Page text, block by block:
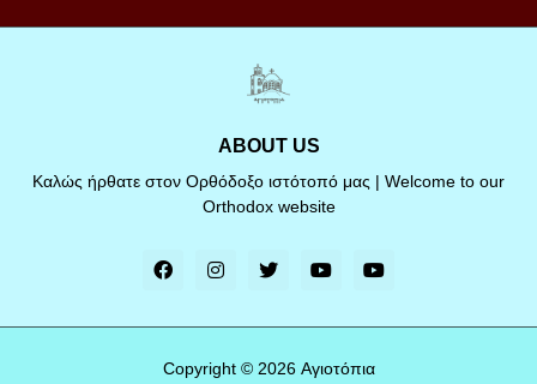
ABOUT US
Καλώς ήρθατε στον Ορθόδοξο ιστότοπό μας | Welcome to our
Orthodox website
Copyright © 2026 Αγιοτόπια